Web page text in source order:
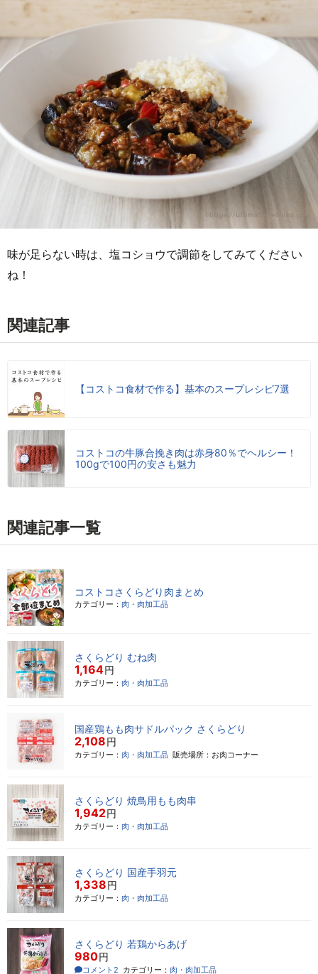
味が足らない時は、塩コショウで調節をしてみてください
ね！
関連記事
【コストコ食材で作る】基本のスープレシピ7選
コストコの牛豚合挽き肉は赤身80％でヘルシー！
100gで100円の安さも魅力
関連記事一覧
コストコさくらどり肉まとめ
カテゴリー： 肉・肉加工品
さくらどり むね肉
1,164円
カテゴリー： 肉・肉加工品
国産鶏もも肉サドルパック さくらどり
2,108円
カテゴリー： 肉・肉加工品 販売場所：お肉コーナー
さくらどり 焼鳥用もも肉串
1,942円
カテゴリー： 肉・肉加工品
さくらどり 国産手羽元
1,338円
カテゴリー： 肉・肉加工品
さくらどり 若鶏からあげ
980円
コメント2 カテゴリー： 肉・肉加工品